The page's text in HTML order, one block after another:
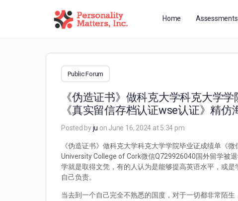
Home Assessments
Public Forum
《伪造证书》做科克大学科克大学
《真实留信存档认证wse认证》精
Posted byju on June 16, 2024 at 5:34 pm
《伪造证书》做科克大学科克大学学院毕业证成绩单《
University College of Cork微信Q729926040国外留学被
学就是取得文凭，有的人认为是能够提高英语水平，或
自己负责。
当去到一个自己完全不熟悉的国度，对于一切都非常陌